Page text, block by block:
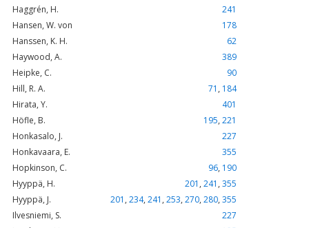
Haggrén, H.
241
Hansen, W. von
178
Hanssen, K. H.
62
Haywood, A.
389
Heipke, C.
90
Hill, R. A.
71 , 184
Hirata, Y.
401
Höfle, B.
195, 221
Honkasalo, J.
227
Honkavaara, E.
355
Hopkinson, C.
96, 190
Hyyppä, H.
201 , 241 , 355
Hyyppä, J.
201 , 234, 241 , 253, 270, 280, 355
Ilvesniemi, S.
227